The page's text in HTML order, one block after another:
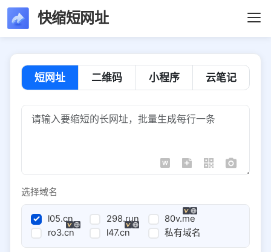
快缩短网址
短网址 二维码 小程序 云笔记
选择域名
l05.cn 298.run
80v.me
ro3.cn
l47.cn 私有域名